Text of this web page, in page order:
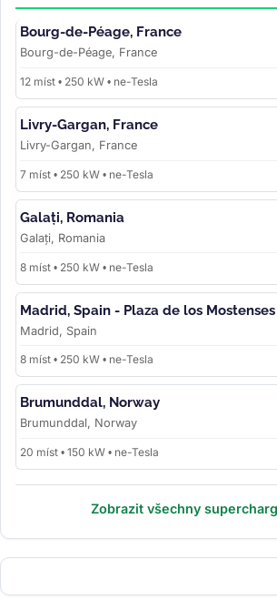
Bourg-de-Péage, France
Bourg-de-Péage, France
12 míst • 250 kW • ne-Tesla
Livry-Gargan, France
Livry-Gargan, France
7 míst • 250 kW • ne-Tesla
Galați, Romania
Galați, Romania
8 míst • 250 kW • ne-Tesla
Madrid, Spain - Plaza de los Mostenses
Madrid, Spain
8 míst • 250 kW • ne-Tesla
Brumunddal, Norway
Brumunddal, Norway
20 míst • 150 kW • ne-Tesla
Zobrazit všechny